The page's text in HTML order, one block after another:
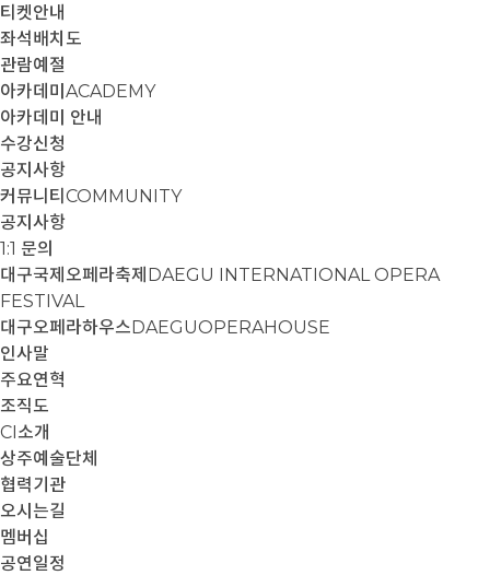
티켓안내
좌석배치도
관람예절
아카데미 ACADEMY
아카데미 안내
수강신청
공지사항
커뮤니티 COMMUNITY
공지사항
1:1 문의
대구국제오페라축제 DAEGU INTERNATIONAL OPERA
FESTIVAL
대구오페라하우스DAEGUOPERAHOUSE
인사말
주요연혁
조직도
CI소개
상주예술단체
협력기관
오시는길
멤버십
공연일정